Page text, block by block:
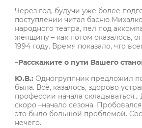
Через год, будучи уже более
поступлении читал басню
народного театра, пел под
женщину – как потом оказалось,
1994 году. Время показало, что
–Расскажите о пути Вашего
Ю.В.: Одногруппник предложил
была. Всё, казалось, здорово
профессии начала
скоро –начало сезона.
это было большой проблемой.
нечего.